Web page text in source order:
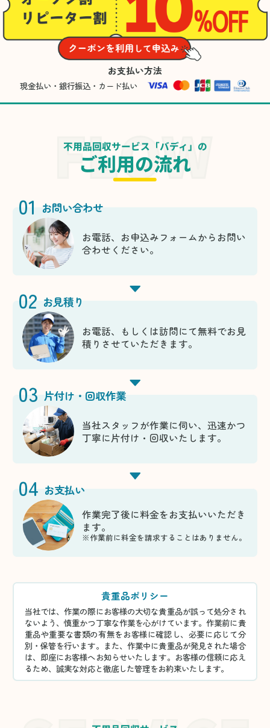
お支払い方法
現金払い・銀行振込・カード払い
不用品回収サービス「バディ」の
ご利用の流れ
01 お問い合わせ
お電話、お申込みフォームからお問い
合わせください。
02 お見積り
お電話、もしくは訪問にて無料でお見
積りさせていただきます。
03 片付け・回収作業
当社スタッフが作業に伺い、迅速かつ
丁寧に片付け・回収いたします。
04 お支払い
作業完了後に料金をお支払いいただき
ます。
※作業前に料金を請求することはありません。
貴重品ポリシー
当社では、作業の際にお客様の大切な貴重品が誤って処分され
ないよう、慎重かつ丁寧な作業を心がけています。作業前に貴
重品や重要な書類の有無をお客様に確認し、必要に応じて分
別・保管を行います。また、作業中に貴重品が発見された場合
は、即座にお客様へお知らせいたします。お客様の信頼に応え
るため、誠実な対応と徹底した管理をお約束いたします。